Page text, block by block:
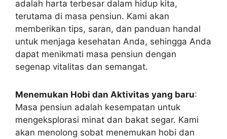
adalah harta terbesar dalam hidup kita,
terutama di masa pensiun. Kami akan
memberikan tips, saran, dan panduan handal
untuk menjaga kesehatan Anda, sehingga Anda
dapat menikmati masa pensiun dengan
segenap vitalitas dan semangat.
Menemukan Hobi dan Aktivitas yang baru:
Masa pensiun adalah kesempatan untuk
mengeksplorasi minat dan bakat segar. Kami
akan menolong sobat menemukan hobi dan